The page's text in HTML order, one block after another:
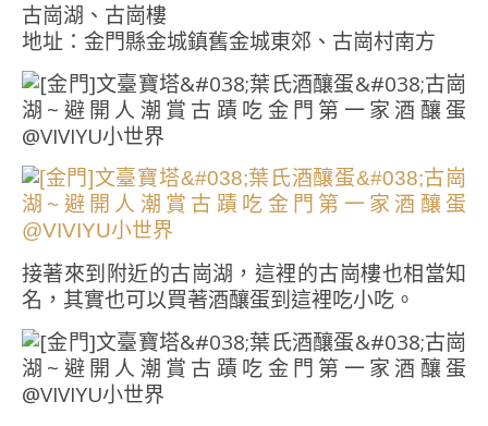
古崗湖、古崗樓
地址：金門縣金城鎮舊金城東郊、古崗村南方
接著來到附近的古崗湖，這裡的古崗樓也相當知
名，其實也可以買著酒釀蛋到這裡吃小吃。